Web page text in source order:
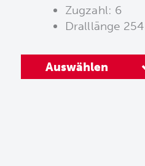
Zugzahl: 6
Dralllänge
Auswählen